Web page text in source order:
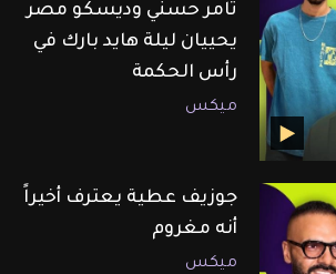
تامر حسني وديسكو مصر
يحييان ليلة هايد بارك في
رأس الحكمة
ميكس
جوزيف عطية يعترف أخيراً
أنه مغروم
ميكس